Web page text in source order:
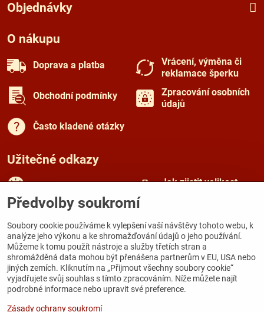
Objednávky
O nákupu
Doprava a platba
Vrácení, výměna či
reklamace šperku
Obchodní podmínky
Zpracování osobních
údajů
Často kladené otázky
Užitečné odkazy
Jak zjistit velikost
Kamenná prodejna
Galerie Zámecká
Zámecká 167
284 03 Kutná Hora
Předvolby soukromí
Soubory cookie používáme k vylepšení vaší návštěvy tohoto webu, k
analýze jeho výkonu a ke shromažďování údajů o jeho používání.
Můžeme k tomu použít nástroje a služby třetích stran a
shromážděná data mohou být přenášena partnerům v EU, USA nebo
jiných zemích. Kliknutím na „Přijmout všechny soubory cookie“
vyjadřujete svůj souhlas s tímto zpracováním. Níže můžete najít
podrobné informace nebo upravit své preference.
Zásady ochrany soukromí